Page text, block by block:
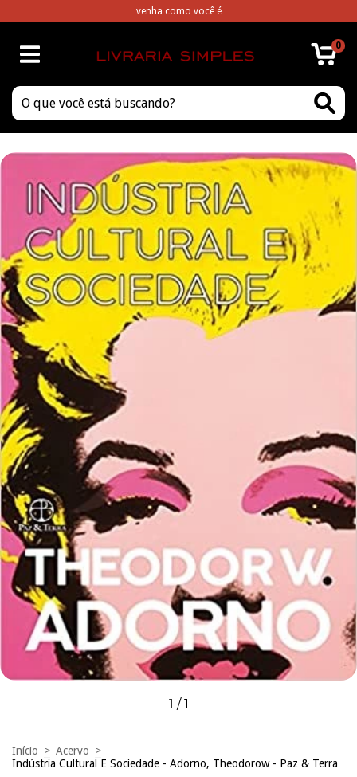
venha como você é
0
1 /1
Início > Acervo >
Indústria Cultural E Sociedade - Adorno, Theodorow - Paz & Terra